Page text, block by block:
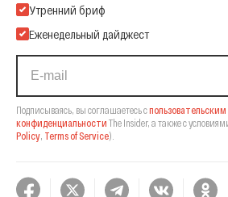
Подпишитесь на нашу Email-рассылку
Утренний бриф
Еженедельный дайджест
Подписываясь, вы соглашаетесь с
конфиденциальности The Insider, а также с
Policy Terms of Service).